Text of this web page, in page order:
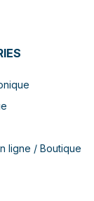
ligne / Boutique